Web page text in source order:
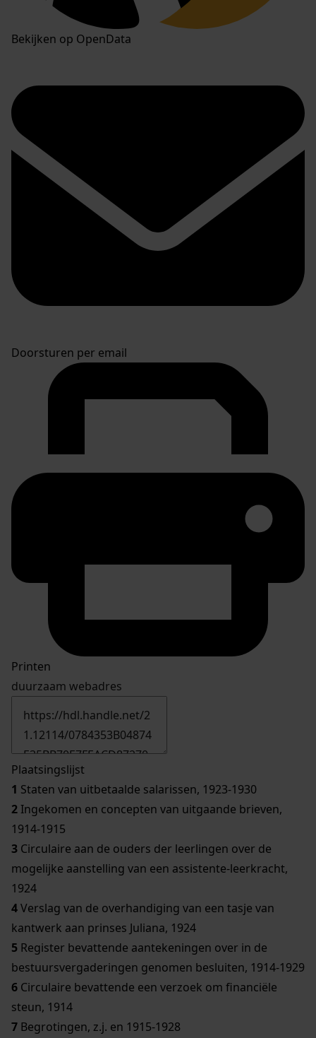
Bekijken op OpenData
Doorsturen per email
Printen
duurzaam webadres
Plaatsingslijst
1 Staten van uitbetaalde salarissen, 1923-1930
2 Ingekomen en concepten van uitgaande brieven,
1914-1915
3 Circulaire aan de ouders der leerlingen over de
mogelijke aanstelling van een assistente-leerkracht,
1924
4Verslag van de overhandiging van een tasje van
kantwerk aan prinses Juliana, 1924
5 Register bevattende aantekeningen over in de
bestuursvergaderingen genomen besluiten, 1914-1929
6 Circulaire bevattende een verzoek om financiële
steun, 1914
7 Begrotingen, z.j. en 1915-1928